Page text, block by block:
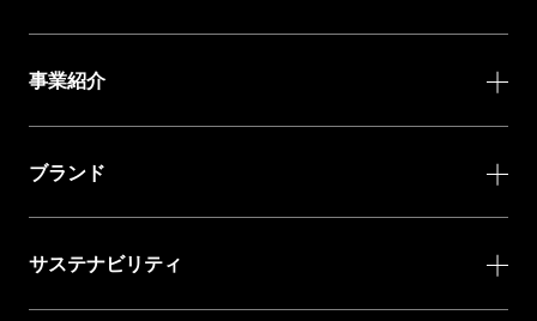
事業紹介
ブランド
サステナビリティ